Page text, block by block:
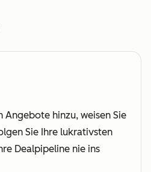
Angebote hinzu, weisen Sie
Sie Ihre lukrativsten
Dealpipeline nie ins